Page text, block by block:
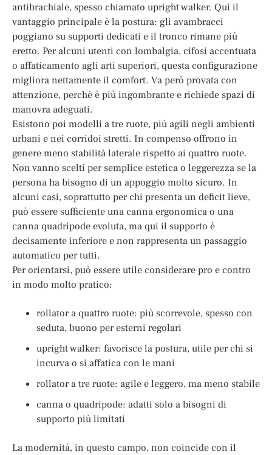
antibrachiale, spesso chiamato upright walker. Qui il
vantaggio principale è la postura: gli avambracci
poggiano su supporti dedicati e il tronco rimane più
eretto. Per alcuni utenti con lombalgia, cifosi accentuata
o affaticamento agli arti superiori, questa configurazione
migliora nettamente il comfort. Va però provata con
attenzione, perché è più ingombrante e richiede spazi di
manovra adeguati.
Esistono poi modelli a tre ruote, più agili negli ambienti
urbani e nei corridoi stretti. In compenso offrono in
genere meno stabilità laterale rispetto ai quattro ruote.
Non vanno scelti per semplice estetica o leggerezza se la
persona ha bisogno di un appoggio molto sicuro. In
alcuni casi, soprattutto per chi presenta un deficit lieve,
può essere sufficiente una canna ergonomica o una
canna quadripode evoluta, ma qui il supporto è
decisamente inferiore e non rappresenta un passaggio
automatico per tutti.
Per orientarsi, può essere utile considerare pro e contro
in modo molto pratico:
rollator a quattro ruote: più scorrevole, spesso con
seduta, buono per esterni regolari
upright walker: favorisce la postura, utile per chi si
incurva o si affatica con le mani
rollator a tre ruote: agile e leggero, ma meno stabile
canna o quadripode: adatti solo a bisogni di
supporto più limitati
La modernità, in questo campo, non coincide con il